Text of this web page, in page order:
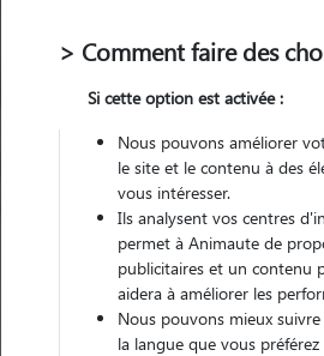
Pour quel
Trouver mon
> Comment faire des
Si cette option est activée :
Nous pouvons améliorer
le site et le contenu à des
vous intéresser.
Ils analysent vos centres
permet à Animaute de
publicitaires et un contenu
aidera à améliorer les
Nous pouvons mieux
la langue que vous préférez